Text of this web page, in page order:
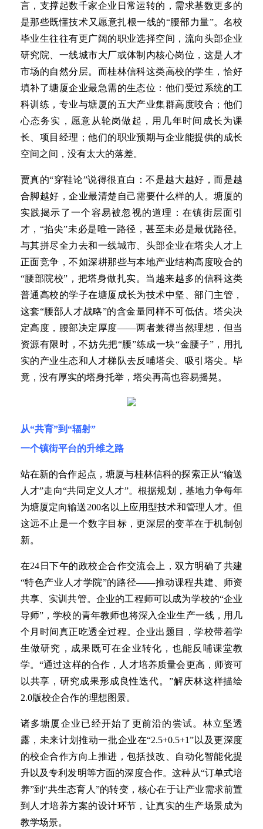
言，支撑起数千家企业日常运转的，需求基数更多的
是那些既懂技术又愿意扎根一线的“腰部力量”。名校
毕业生往往有更广阔的职业选择空间，流向头部企业
研究院、一线城市大厂或体制内核心岗位，这是人才
市场的自然分层。而桂林信科这类高校的学生，恰好
填补了塘厦企业最急需的生态位：他们受过系统的工
科训练，专业与塘厦的五大产业集群高度咬合；他们
心态务实，愿意从轮岗做起，用几年时间成长为课
长、项目经理；他们的职业预期与企业能提供的成长
空间之间，没有太大的落差。
贾真的“穿鞋论”说得很直白：不是越大越好，而是越
合脚越好，企业最清楚自己需要什么样的人。塘厦的
实践揭示了一个容易被忽视的道理：在镇街层面引
才，“掐尖”未必是唯一路径，甚至未必是最优路径。
与其拼尽全力去和一线城市、头部企业在塔尖人才上
正面竞争，不如深耕那些与本地产业结构高度咬合的
“腰部院校”，把塔身做扎实。当越来越多的信科这类
普通高校的学子在塘厦成长为技术中坚、部门主管，
这套“腰部人才战略”的含金量同样不可低估。塔尖决
定高度，腰部决定厚度——两者兼得当然理想，但当
资源有限时，不妨先把“腰”练成一块“金腰子”，用扎
实的产业生态和人才梯队去反哺塔尖、吸引塔尖。毕
竟，没有厚实的塔身托举，塔尖再高也容易摇晃。
从“共育”到“辐射”
一个镇街平台的升维之路
站在新的合作起点，塘厦与桂林信科的探索正从“输送
人才”走向“共同定义人才”。根据规划，基地力争每年
为塘厦定向输送200名以上应用型技术和管理人才。但
这远不止是一个数字目标，更深层的变革在于机制创
新。
在24日下午的政校企合作交流会上，双方明确了共建
“特色产业人才学院”的路径——推动课程共建、师资
共享、实训共管。企业的工程师可以成为学校的“企业
导师”，学校的青年教师也将深入企业生产一线，用几
个月时间真正吃透全过程。企业出题目，学校带着学
生做研究，成果既可在企业转化，也能反哺课堂教
学。“通过这样的合作，人才培养质量会更高，师资可
以共享，研究成果形成良性迭代。”解庆林这样描绘
2.0版校企合作的理想图景。
诸多塘厦企业已经开始了更前沿的尝试。林立坚透
露，未来计划推动一批企业在“2.5+0.5+1”以及更深度
的校企合作方向上推进，包括技改、自动化智能化提
升以及专利发明等方面的深度合作。这种从“订单式培
养”到“共生态育人”的转变，核心在于让产业需求前置
到人才培养方案的设计环节，让真实的生产场景成为
教学场景。